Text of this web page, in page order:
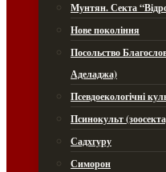
Мунтян. Секта
Нове покоління
Посольство
Аделаджа)
Псевдоекологічні
Псинокульт
Садхгуру
Симорон